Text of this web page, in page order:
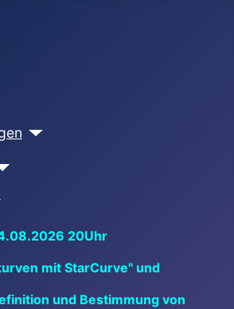
20Uhr
mit StarCurve" und
und Bestimmung von